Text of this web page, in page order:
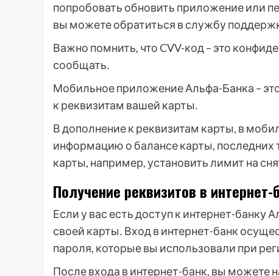
попробовать обновить приложение или
вы можете обратиться в службу
Важно помнить, что CVV-код – это
сообщать․
Мобильное приложение Альфа-Банка –
к реквизитам вашей карты․
В дополнение к реквизитам карты, в
информацию о балансе карты, последних
карты, например, установить лимит на
Получение реквизитов в интернет-
Если у вас есть доступ к интернет-
своей карты․ Вход в интернет-банк
пароля, которые вы использовали при
После входа в интернет-банк, вы можете